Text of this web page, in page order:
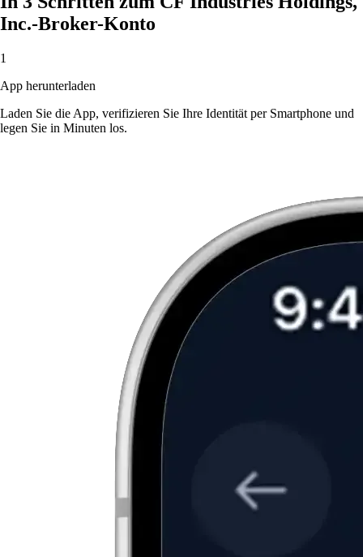
Inc.-Broker-Konto
1
App herunterladen
Laden Sie die App, verifizieren Sie Ihre Identität per Smartphone und
legen Sie in Minuten los.